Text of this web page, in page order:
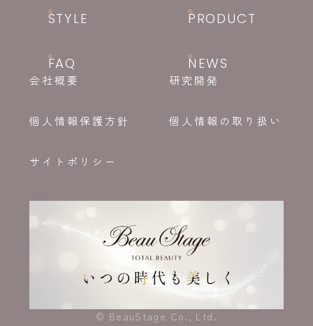
STYLE PRODUCT
FAQ NEWS
会社概要 研究開発
個人情報保護方針 個人情報の取り扱い
サイトポリシー
© BeauStage Co., Ltd.